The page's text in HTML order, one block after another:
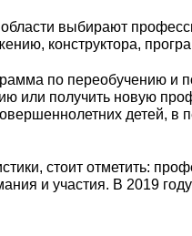
выбирают
конструктора,
по переобучению
или получить новую
детей, в
стоит отметить:
и участия. В 2019